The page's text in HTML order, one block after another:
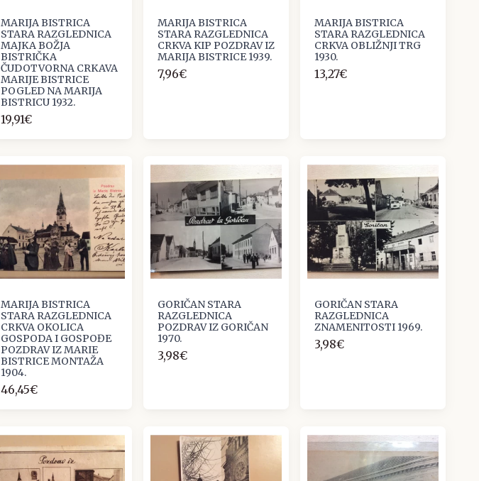
MARIJA BISTRICA
STARA RAZGLEDNICA
MAJKA BOŽJA
BISTRIČKA
ČUDOTVORNA CRKAVA
MARIJE BISTRICE
POGLED NA MARIJA
BISTRICU 1932.
19,91€
MARIJA BISTRICA
STARA RAZGLEDNICA
CRKVA KIP POZDRAV IZ
MARIJA BISTRICE 1939.
7,96€
MARIJA BISTRICA
STARA RAZGLEDNICA
CRKVA OBLIŽNJI TRG
1930.
13,27€
MARIJA BISTRICA
STARA RAZGLEDNICA
CRKVA OKOLICA
GOSPODA I GOSPOĐE
POZDRAV IZ MARIE
BISTRICE MONTAŽA
1904.
46,45€
GORIČAN STARA
RAZGLEDNICA
POZDRAV IZ GORIČAN
1970.
3,98€
GORIČAN STARA
RAZGLEDNICA
ZNAMENITOSTI 1969.
3,98€